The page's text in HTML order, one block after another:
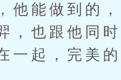
他能做到的
，也跟他同
一起，完美